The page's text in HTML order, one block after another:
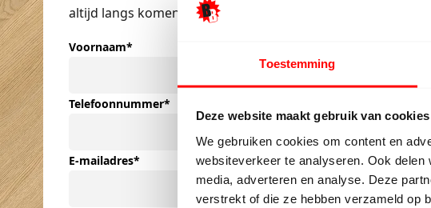
Toestemming
Deze website maakt gebruik van cookies
We gebruiken cookies om content en
websiteverkeer te analyseren. Ook
media, adverteren en analyse. Deze
verstrekt of die ze hebben verzameld op
altijd langs komen inonze fabriek
Voornaam*
Telefoonnummer*
E-mailadres*